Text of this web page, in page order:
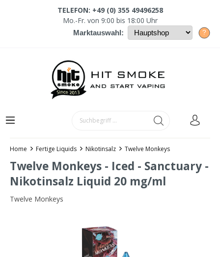
TELEFON: +49 (0) 355 49496258
Mo.-Fr. von 9:00 bis 18:00 Uhr
Marktauswahl: ?
Home Fertige Liquids Nikotinsalz Twelve Monkeys
Twelve Monkeys - Iced - Sanctuary -
Nikotinsalz Liquid 20 mg/ml
Twelve Monkeys